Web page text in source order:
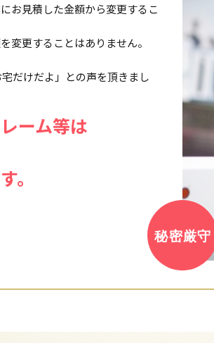
お見積した金額から変更するこ
変更することはありません。
だけだよ」との声を頂きまし
ーム等は
。